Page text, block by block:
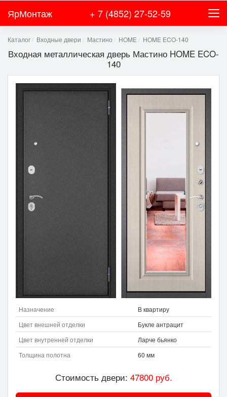
ЯрМонтаж + 7 (4852) 27-52-59
Каталог Входные двери Мастино HOME HOME ECO-140
Входная металлическая дверь Мастино HOME ECO-
140
Назначение
В квартиру
Цвет внешней отделки
Букле антрацит
Цвет внутренней отделки
Ларче бьянко
Толщина полотна
60 мм
Стоимость двери: 47800руб.